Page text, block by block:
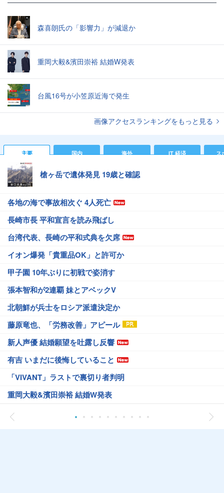
森喜朗氏の「影響力」が減退か
重岡大毅&濱田崇裕 結婚W発表
台風16号が小笠原近海で発生
画像アクセスランキングをもっと見る
主要 国内 海外 IT 経済 ス
槍ヶ岳で遺体発見 19歳と確認
各地の海で事故相次ぐ 4人死亡
長崎市長 平和宣言を読み飛ばし
台湾代表、長崎の平和式典を欠席
イオン爆発「貴重品OK」と許可か
甲子園 10年ぶりに初戦で姿消す
張本智和が2連覇 妹とアベックV
北朝鮮が兵士をロシア派遣決定か
藤原竜也、「労務改善」アピール
新人声優 結婚願望を吐露し反響
有吉 いまだに後悔していること
「VIVANT」ラストで裏切り者判明
重岡大毅&濱田崇裕 結婚W発表